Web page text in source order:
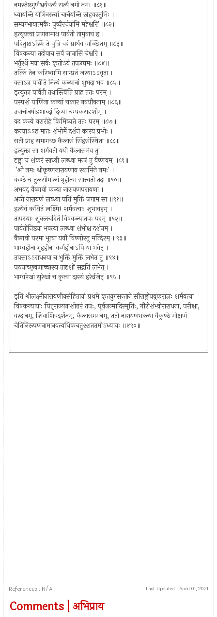
नमस्तेष्टगुणैश्वर्यवत्यै सत्यै नमो नमः ॥८१॥
ध्यायन्ति योगिनस्त्वां चार्चयन्ति स्नेहवस्तुभिः ।
सम्यग्भावात्मकैः पुष्पैरर्चयामि महेश्वरि' ॥८२॥
इत्युक्त्वा प्रणनामाथ पार्वती तामुवाच ह ।
परितुष्टाऽस्मि ते पुत्रि वरं प्रार्थय वाञ्छितम् ॥८३॥
विषकन्या तदोवाच सर्वं जानासि चेश्वरि ।
भर्तुरर्थे मया सर्वः कृतोऽयं तपउद्यमः ॥८४॥
तत्किं तेन करिष्यामि साम्प्रतं जरयाऽऽवृता ।
वसाऽत्र पार्वति नित्यं कन्यानां शुभदा भव ॥८५॥
इत्युक्ता पार्वती तथास्त्विति प्राह ततः परम् ।
पस्पर्श पाणिना कन्यां चकार नवयौवनाम् ॥८६॥
उवाचोनषोडशाब्दां दिव्या चम्पकसदृशीम् ।
वद कन्ये वरारोहे किमिष्यते ततः परम् ॥८७॥
कन्याऽऽह मातः शंभोर्मे दर्शनं कारय प्रभोः ।
सती प्राह समागच्छ कैलासं सिंहसंस्थिता ॥८८॥
इत्युक्ता सा शर्मवती ययौ कैलासमेव तु ।
दृष्ट्वा च शंकरं साध्वी लब्ध्वा मन्त्रं तु वैष्णवम् ॥८९॥
'ओं नमः श्रीकृष्णनारायणाय स्वामिने नमः' ।
कण्ठे च तुलसीमालां गृहीत्वा सात्त्वती तदा ॥९०॥
अभवद् वैष्णवी कन्या नारायणपरायणा ।
अन्ते नारायणं लब्ध्वा पतिं मुक्तिं जगाम सा ॥९१॥
इत्येवं कथितं लक्ष्मि! शर्मवत्याः शुभावहम् ।
तापस्याः शुक्लचरितं विषकन्यातपः परम् ॥९२॥
पार्वतीनिष्ठया भक्त्या लब्ध्वा शंभोश्च दर्शनम् ।
वैष्णवी परमा भूत्वा ययौ विष्णोस्तु मन्दिरम् ॥९३॥
भाग्यहीना गृहहीना कर्महीनाऽपि या भवेत् ।
तपसाऽऽराधनया च भुक्तिं मुक्तिं लभेत तु ॥९४॥
पठनाच्छ्रवणाच्चास्य तादृशीं सद्गतिं लभेत् ।
भाग्यरेखां सुरेखां च कृत्वा दास्यं हरेर्व्रजेत् ॥९५॥
इति श्रीलक्ष्मीनारायणीयसंहितायां प्रथमे कृतयुगसन्ताने सौराष्ट्रीयवृकराज्ञः शर्मवत्या
विषकन्यायाः पितृराज्यनाशोत्तरं तपः, पूर्वजन्मादिस्मृतिः, गौरीशंभ्वोराराधना, परीक्षा,
वरदानम्, शिवाशिवदर्शनम्, कैलासगमनम्, ततो नारायणभक्त्या वैकुण्ठे मोक्षणं
चेतिनिरूपणनामानवत्यधिकचतुश्शततमोऽध्यायः ॥४९०॥
References : N/A Last Updated : April 01, 2021
Comments | अभिप्राय